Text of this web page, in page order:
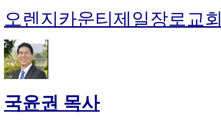
오렌지카운티제일장로교
국윤권 목사